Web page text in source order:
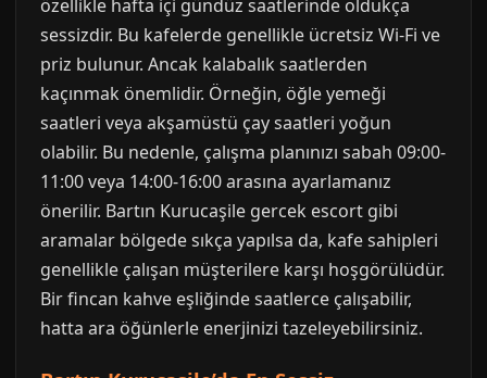
özellikle hafta içi gündüz saatlerinde oldukça
sessizdir. Bu kafelerde genellikle ücretsiz Wi-Fi ve
priz bulunur. Ancak kalabalık saatlerden
kaçınmak önemlidir. Örneğin, öğle yemeği
saatleri veya akşamüstü çay saatleri yoğun
olabilir. Bu nedenle, çalışma planınızı sabah 09:00-
11:00 veya 14:00-16:00 arasına ayarlamanız
önerilir. Bartın Kurucaşile gercek escort gibi
aramalar bölgede sıkça yapılsa da, kafe sahipleri
genellikle çalışan müşterilere karşı hoşgörülüdür.
Bir fincan kahve eşliğinde saatlerce çalışabilir,
hatta ara öğünlerle enerjinizi tazeleyebilirsiniz.